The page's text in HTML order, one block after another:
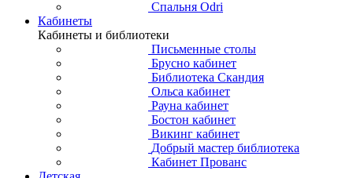
Спальня Odri
Кабинеты
Кабинеты и библиотеки
Письменные столы
Брусно кабинет
Библиотека Скандия
Ольса кабинет
Рауна кабинет
Бостон кабинет
Викинг кабинет
Добрый мастер библиотека
Кабинет Прованс